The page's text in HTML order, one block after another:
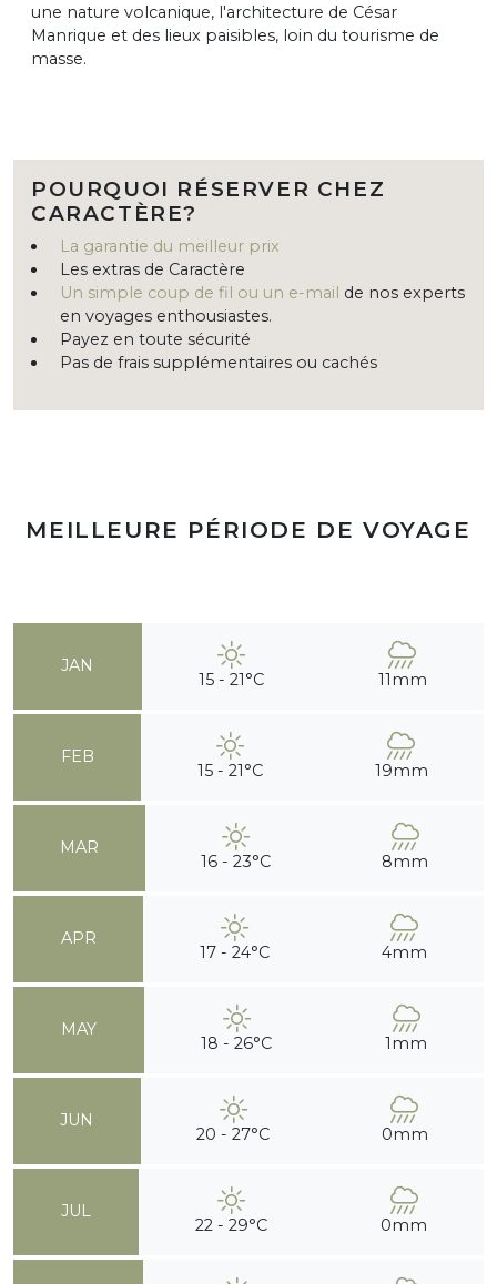
une nature volcanique, l'architecture de César
Manrique et des lieux paisibles, loin du tourisme de
masse.
POURQUOI RÉSERVER CHEZ
CARACTÈRE?
La garantie du meilleur prix
Les extras de Caractère
Un simple coup de fil ou un e-mail de nos experts
en voyages enthousiastes.
Payez en toute sécurité
Pas de frais supplémentaires ou cachés
MEILLEURE PÉRIODE DE VOYAGE
JAN
15 - 21°C 11mm
FEB
15 - 21°C 19mm
MAR
16 - 23°C 8mm
APR
17 - 24°C 4mm
MAY
18 - 26°C 1mm
JUN
20 - 27°C 0mm
JUL
22 - 29°C 0mm